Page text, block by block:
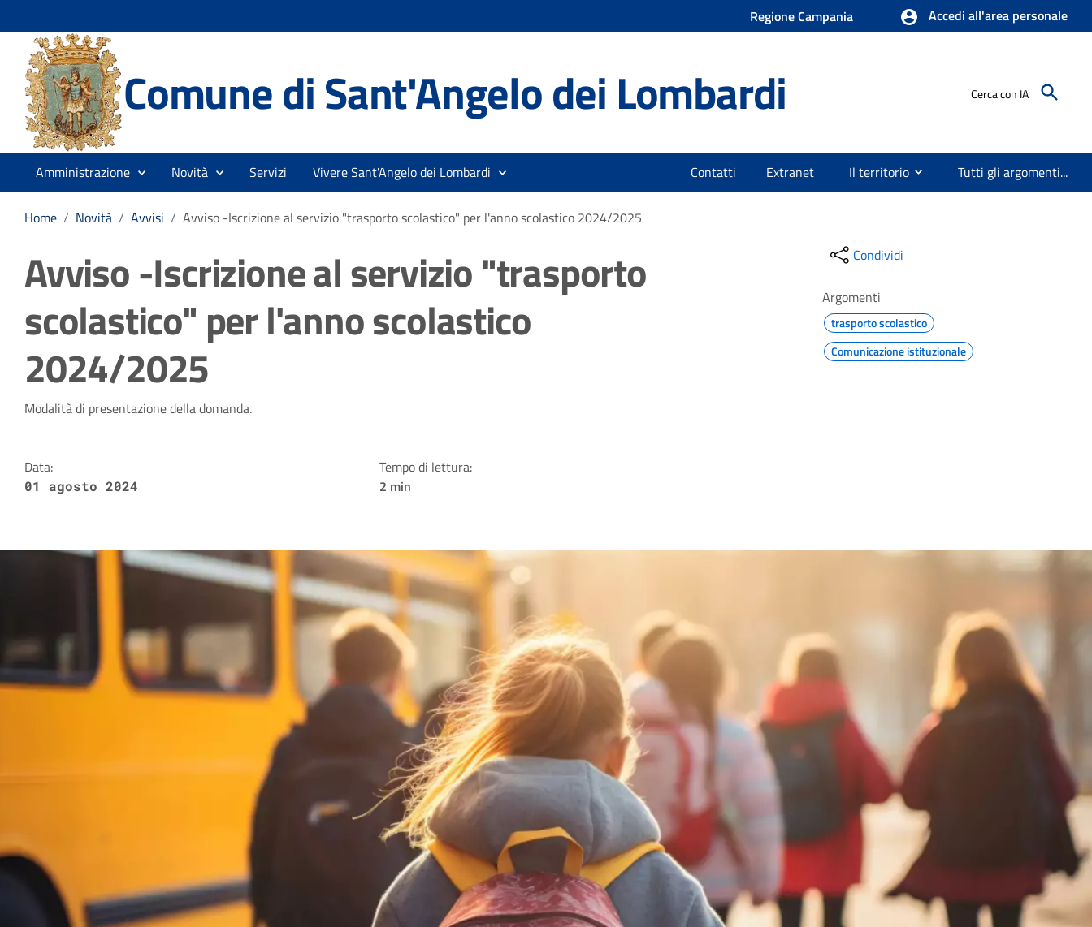
Regione Campania Accedi all'area personale
Comune di Sant'Angelo dei Lombardi Cerca con IA
Amministrazione Novità Servizi Vivere Sant'Angelo dei Lombardi Contatti Extranet Il territorio Tutti gli argomenti...
Home / Novità / Avvisi / Avviso -Iscrizione al servizio "trasporto scolastico" per l'anno scolastico 2024/2025
Avviso -Iscrizione al servizio "trasporto
scolastico" per l'anno scolastico
2024/2025
Dettagli della notizia
Modalità di presentazione della domanda.
Data:
01 agosto 2024
Tempo di lettura:
2 min
Condividi
Argomenti
trasporto scolastico
Comunicazione istituzionale